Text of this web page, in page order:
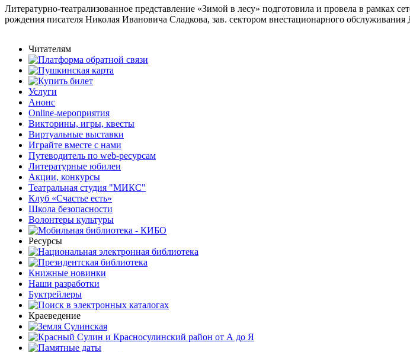
Литературно-театрализованное представление «Зимой в лесу» подготовила и провела в
рождения писателя Николая Ивановича Сладкова, зав. сектором внестационарного
Читателям
Услуги
Анонс
Online-мероприятия
Викторины, игры, квесты
Виртуальные выставки
Играйте вместе с нами
Путеводитель по web-ресурсам
Литературные юбилеи
Акции, конкурсы
Театральная студия "МИКС"
Клуб «Счастье есть»
Школа безопасности
Волонтеры культуры
Ресурсы
Книжные новинки
Наши разработки
Буктрейлеры
Краеведение